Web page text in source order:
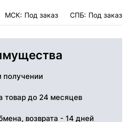
МСК: Под заказ СПБ: Под заказ
получении
товар до 24 месяцев
возврата - 14 дней